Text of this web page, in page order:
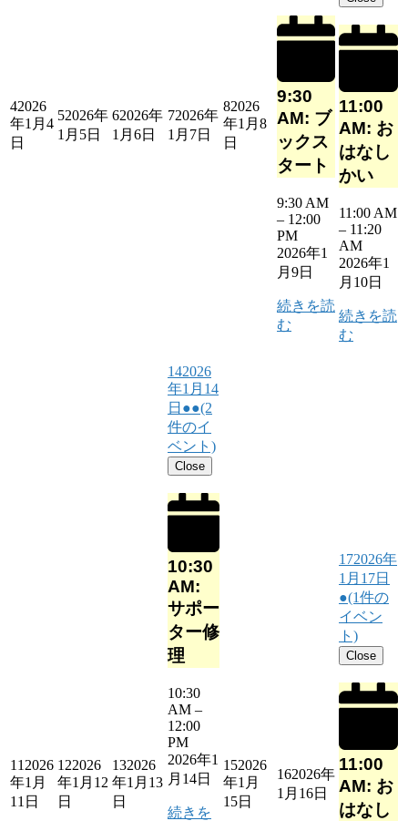
42026
年1月4
日
52026年
1月5日
62026年
1月6日
72026年
1月7日
82026
年1月8
日
9:30
AM: ブ
ックス
タート
9:30 AM
– 12:00
PM
2026年1
月9日
続きを読
む
11:00
AM: お
はなし
かい
11:00 AM
– 11:20
AM
2026年1
月10日
続きを読
む
11 2026
年1月
11日
122026
年1月12
日
132026
年1月13
日
142026
年1月14
日 ●●(2
件のイ
ベント)
Close
10:30
AM:
サポー
ター修
理
10:30
AM –
12:00
PM
2026年1
月14日
続きを
152026
年1月
15日
162026年
1月16日
172026年
1月17日
●(1件の
イベン
ト)
Close
11:00
AM: お
はなし